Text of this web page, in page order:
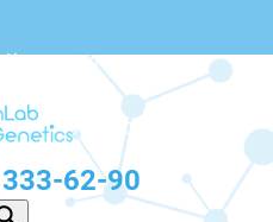
Красавино
20:00
Пт с 10:00 до 20:00
62-90